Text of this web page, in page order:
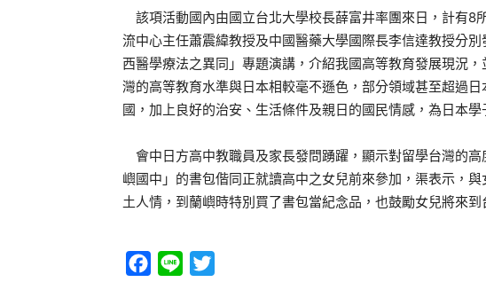
該項活動國內由國立台北大學校長薛富井率團來日，計有8
流中心主任蕭震緯教授及中國醫藥大學國際長李信達教授分
西醫學療法之異同」專題演講，介紹我國高等教育發展現況
灣的高等教育水準與日本相較毫不遜色，部分領域甚至超過
國，加上良好的治安、生活條件及親日的國民情感，為日本學
會中日方高中教職員及家長發問踴躍，顯示對留學台灣的
嶼國中」的書包偕同正就讀高中之女兒前來參加，渠表示，
土人情，到蘭嶼時特別買了書包當紀念品，也鼓勵女兒將來到
Facebook
Line